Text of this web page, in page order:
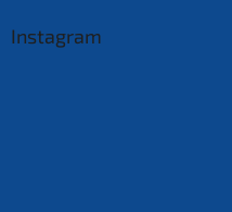
Instagram